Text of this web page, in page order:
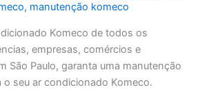
, manutenção komeco
Komeco de todos os
empresas, comércios e
São Paulo, garanta uma manutenção
o seu ar condicionado Komeco.